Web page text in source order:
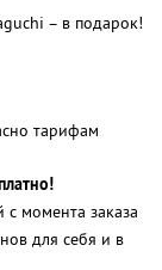
– в подарок!
тарифам
с момента заказа
для себя и в